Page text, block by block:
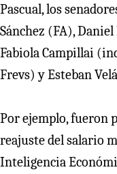
Pascual, los
Sánchez (FA),
Fabiola Campillai
Frevs) y Esteban
Por ejemplo, fueron
reajuste del salario
Inteligencia